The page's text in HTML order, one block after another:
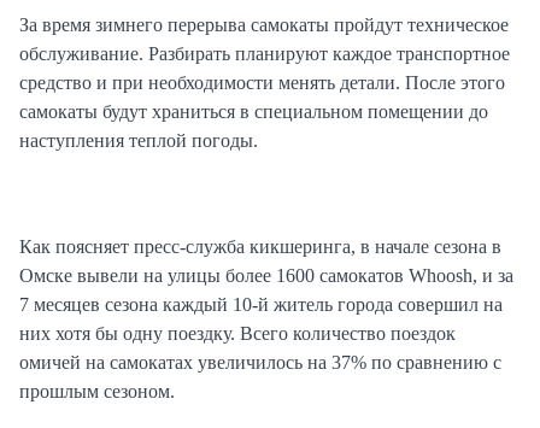
За время зимнего перерыва самокаты пройдут техническое
обслуживание. Разбирать планируют каждое транспортное
средство и при необходимости менять детали. После этого
самокаты будут храниться в специальном помещении до
наступления теплой погоды.
Как поясняет пресс-служба кикшеринга, в начале сезона в
Омске вывели на улицы более 1600 самокатов Whoosh, и за
7 месяцев сезона каждый 10-й житель города совершил на
них хотя бы одну поездку. Всего количество поездок
омичей на самокатах увеличилось на 37% по сравнению с
прошлым сезоном.